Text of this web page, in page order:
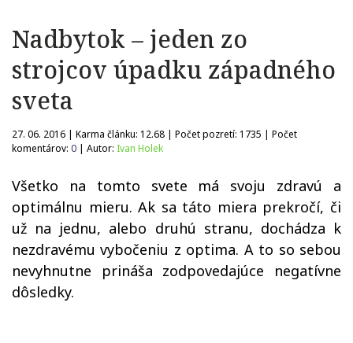
Nadbytok – jeden zo
strojcov úpadku západného
sveta
27. 06. 2016 | Karma článku: 12.68 | Počet pozretí: 1735 | Počet
komentárov: 0 | Autor: Ivan Holek
Všetko na tomto svete má svoju zdravú a
optimálnu mieru. Ak sa táto miera prekročí, či
už na jednu, alebo druhú stranu, dochádza k
nezdravému vybočeniu z optima. A to so sebou
nevyhnutne prináša zodpovedajúce negatívne
dôsledky.